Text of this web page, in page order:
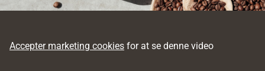
Accepter marketing cookies for at se denne video